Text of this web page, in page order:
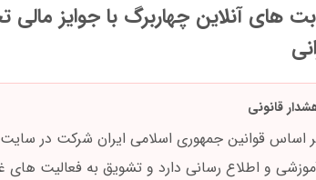
های آنلاین چهاربرگ با جوایز
قانونی
اساس قوانین جمهوری اسلامی ایران شرکت در
و اطلاع رسانی دارد و تشویق به فعالیت های